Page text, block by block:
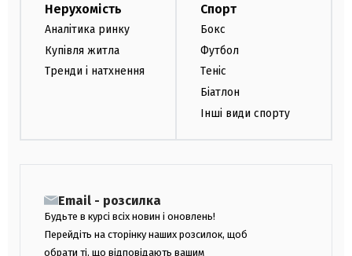
Нерухомість
Аналітика ринку
Купівля житла
Тренди і натхнення
Спорт
Бокс
Футбол
Теніс
Біатлон
Інші види спорту
Email - розсилка
Будьте в курсі всіх новин і оновлень!
Перейдіть на сторінку наших розсилок, щоб
обрати ті, що відповідають вашим